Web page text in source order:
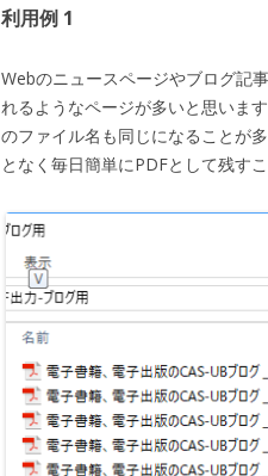
利用例 1
Webのニュースページやブログ記
れるようなページが多いと思いま
のファイル名も同じになることが
となく毎日簡単にPDFとして残すこ